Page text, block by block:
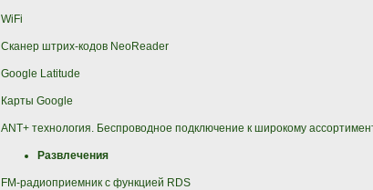
WiFi
Сканер штрих-кодов NeoReader
Google Latitude
Карты Google
ANT+ технология. Беспроводное подключение к широкому
Развлечения
FM-радиоприемник с функцией RDS